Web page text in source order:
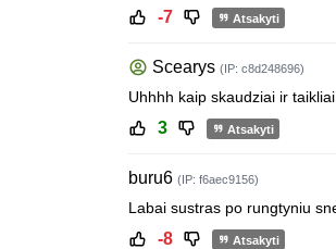
-7 Atsakyti
Scearys (IP: c8d248696)
Uhhhh kaip skaudziai ir
3 Atsakyti
buru6 (IP: f6aec9156)
Labai sustras po rungtyniu
-8 Atsakyti